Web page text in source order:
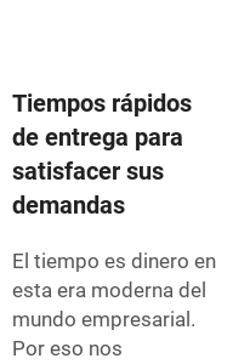
Tiempos rápidos
de entrega para
satisfacer sus
demandas
El tiempo es dinero en
esta era moderna del
mundo empresarial.
Por eso nos